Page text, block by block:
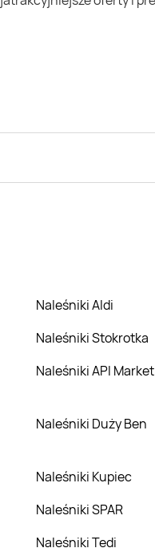
Naleśniki Aldi
Naleśniki Stokrotka
Naleśniki API Market
Naleśniki Duży Ben
Naleśniki Kupiec
Naleśniki SPAR
Naleśniki Tedi